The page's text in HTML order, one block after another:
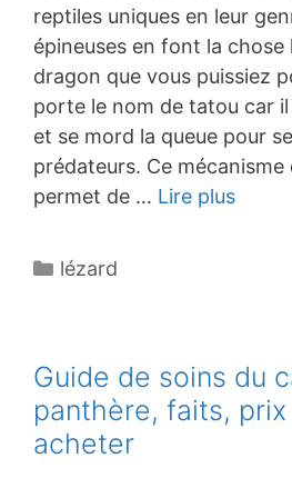
reptiles uniques en leur
épineuses en font la chose
dragon que vous puissiez
porte le nom de tatou car
et se mord la queue pour
prédateurs. Ce mécanisme
permet de … Lire plus
Catégories
lézard
Guide de soins du
panthère, faits,
acheter